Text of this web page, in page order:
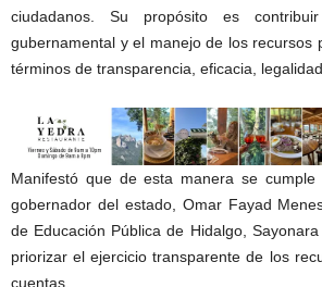
ciudadanos. Su propósito es
gubernamental y el manejo de los recursos
términos de transparencia, eficacia,
Manifestó que de esta manera se
gobernador del estado, Omar Fayad
de Educación Pública de Hidalgo,
priorizar el ejercicio transparente de los
cuentas.